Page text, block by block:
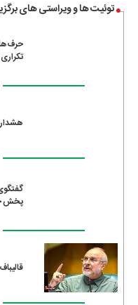
توئیت ها و ویراستی های
هشدار
پخش